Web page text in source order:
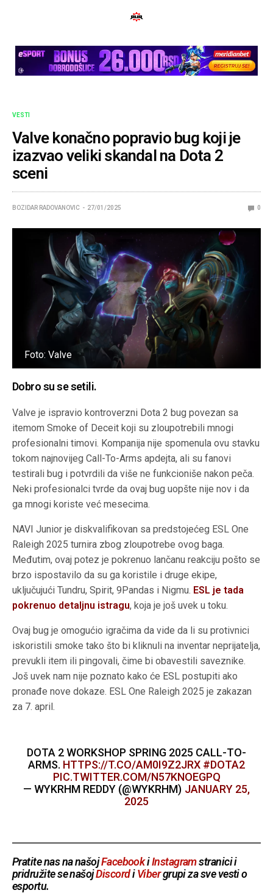
VESTI
Valve konačno popravio bug koji je
izazvao veliki skandal na Dota 2
sceni
BOZIDAR RADOVANOVIC 27/01/2025 0
Foto: Valve
Dobro su se setili.
Valve je ispravio kontroverzni Dota 2 bug povezan sa
itemom Smoke of Deceit koji su zloupotrebili mnogi
profesionalni timovi. Kompanija nije spomenula ovu stavku
tokom najnovijeg Call-To-Arms apdejta, ali su fanovi
testirali bug i potvrdili da više ne funkcioniše nakon peča.
Neki profesionalci tvrde da ovaj bug uopšte nije nov i da
ga mnogi koriste već mesecima.
NAVI Junior je diskvalifikovan sa predstojećeg ESL One
Raleigh 2025 turnira zbog zloupotrebe ovog baga.
Međutim, ovaj potez je pokrenuo lančanu reakciju pošto se
brzo ispostavilo da su ga koristile i druge ekipe,
uključujući Tundru, Spirit, 9Pandas i Nigmu. ESL je tada
pokrenuo detaljnu istragu, koja je još uvek u toku.
Ovaj bug je omogućio igračima da vide da li su protivnici
iskoristili smoke tako što bi kliknuli na inventar neprijatelja,
prevukli item ili pingovali, čime bi obavestili saveznike.
Još uvek nam nije poznato kako će ESL postupiti ako
pronađe nove dokaze. ESL One Raleigh 2025 je zakazan
za 7. april.
DOTA 2 WORKSHOP SPRING 2025 CALL-TO-
ARMS. HTTPS://T.CO/AM0I9Z2JRX #DOTA2
PIC.TWITTER.COM/N57KNOEGPQ
— WYKRHM REDDY (@WYKRHM) JANUARY 25,
2025
Pratite nas na našojFacebookiInstagramstranici i
pridružite se našojDiscordiVibergrupi za sve vesti o
esportu.